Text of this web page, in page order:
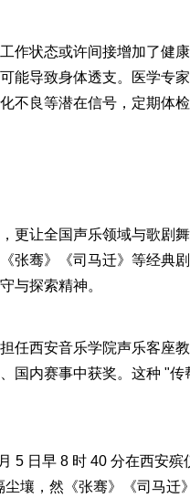
作状态或许间接增加了健
能导致身体透支。医学专
不良等潜在信号，定期体
更让全国声乐领域与歌剧
张骞》《司马迁》等经典
与探索精神。
任西安音乐学院声乐客座
国内赛事中获奖。这种 "传
5 日早 8 时 40 分在西安殡
壤，然《张骞》《司马迁